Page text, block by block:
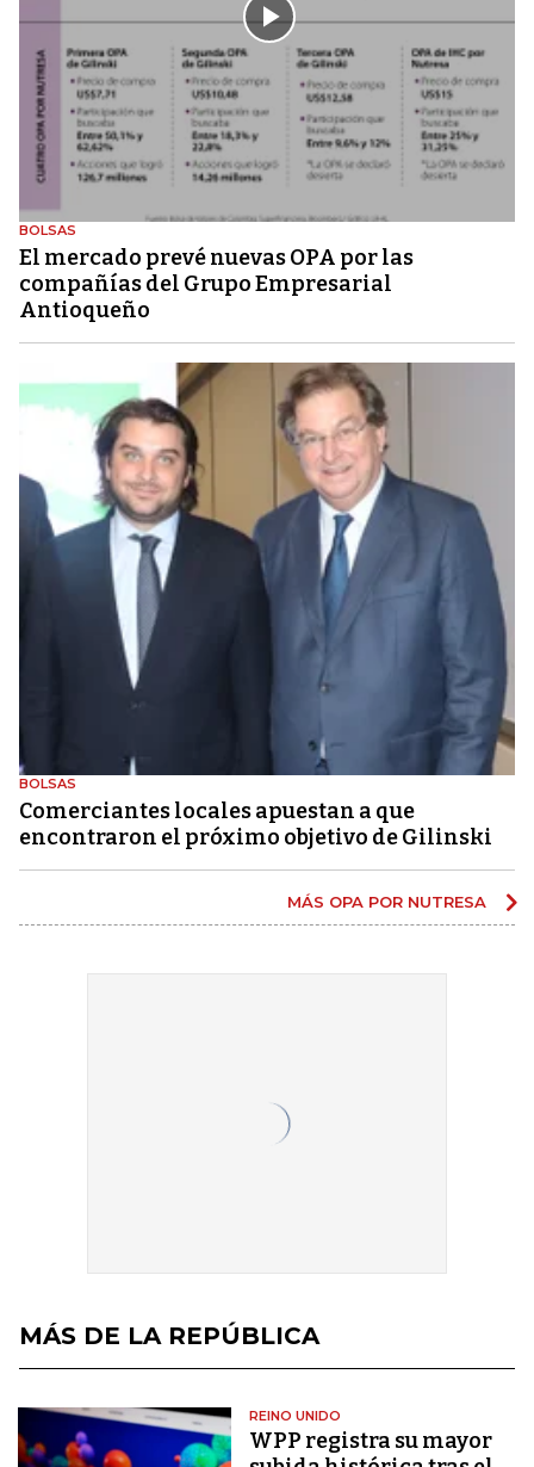
BOLSAS
El mercado prevé nuevas OPA por las
compañías del Grupo Empresarial
Antioqueño
BOLSAS
Comerciantes locales apuestan a que
encontraron el próximo objetivo de Gilinski
MÁS OPA POR NUTRESA
MÁS DE LA REPÚBLICA
REINO UNIDO
WPP registra su mayor